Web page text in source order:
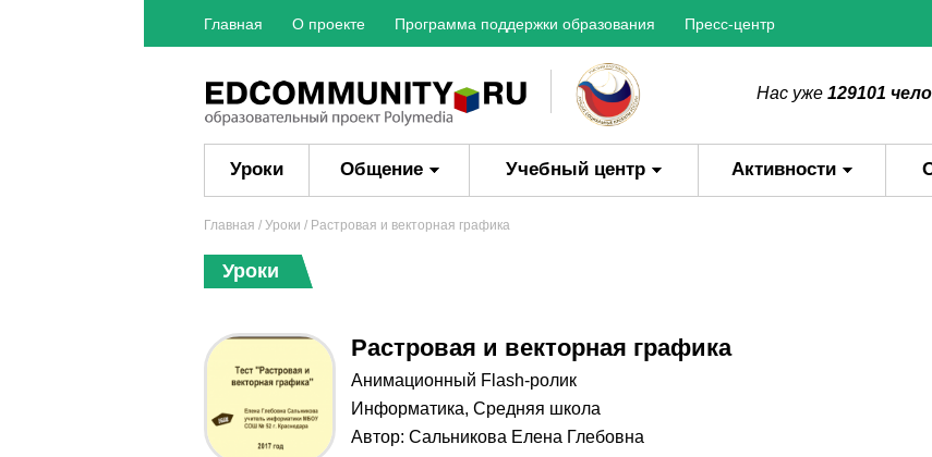
Главная О проекте Программа поддержки образования Пресс-центр
Нас уже 129101
Уроки Общение Учебный центр Активности
Главная / Уроки / Растровая и векторная графика
Уроки
Растровая и векторная графика
Aнимационный Flash-ролик
Информатика, Средняя школа
Автор: Сальникова Елена Глебовна